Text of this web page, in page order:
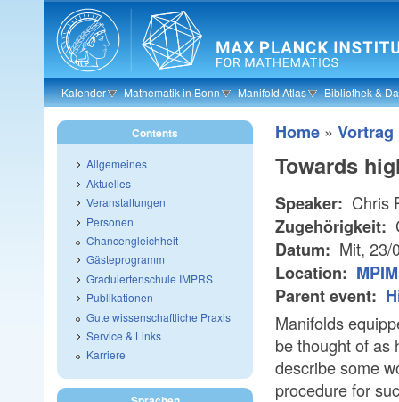
Skip to main content
Kalender Mathematik in Bonn Manifold Atlas Bibliothek &
Home » Vortrag
Towards
Speaker: Chris
Zugehörigkeit:
Datum: Mit,
Location:
Parent event:
Manifolds
be thought of as
describe some
procedure for
Contents
Allgemeines
Aktuelles
Veranstaltungen
Personen
Chancengleichheit
Gästeprogramm
Graduiertenschule IMPRS
Publikationen
Gute wissenschaftliche Praxis
Service & Links
Karriere